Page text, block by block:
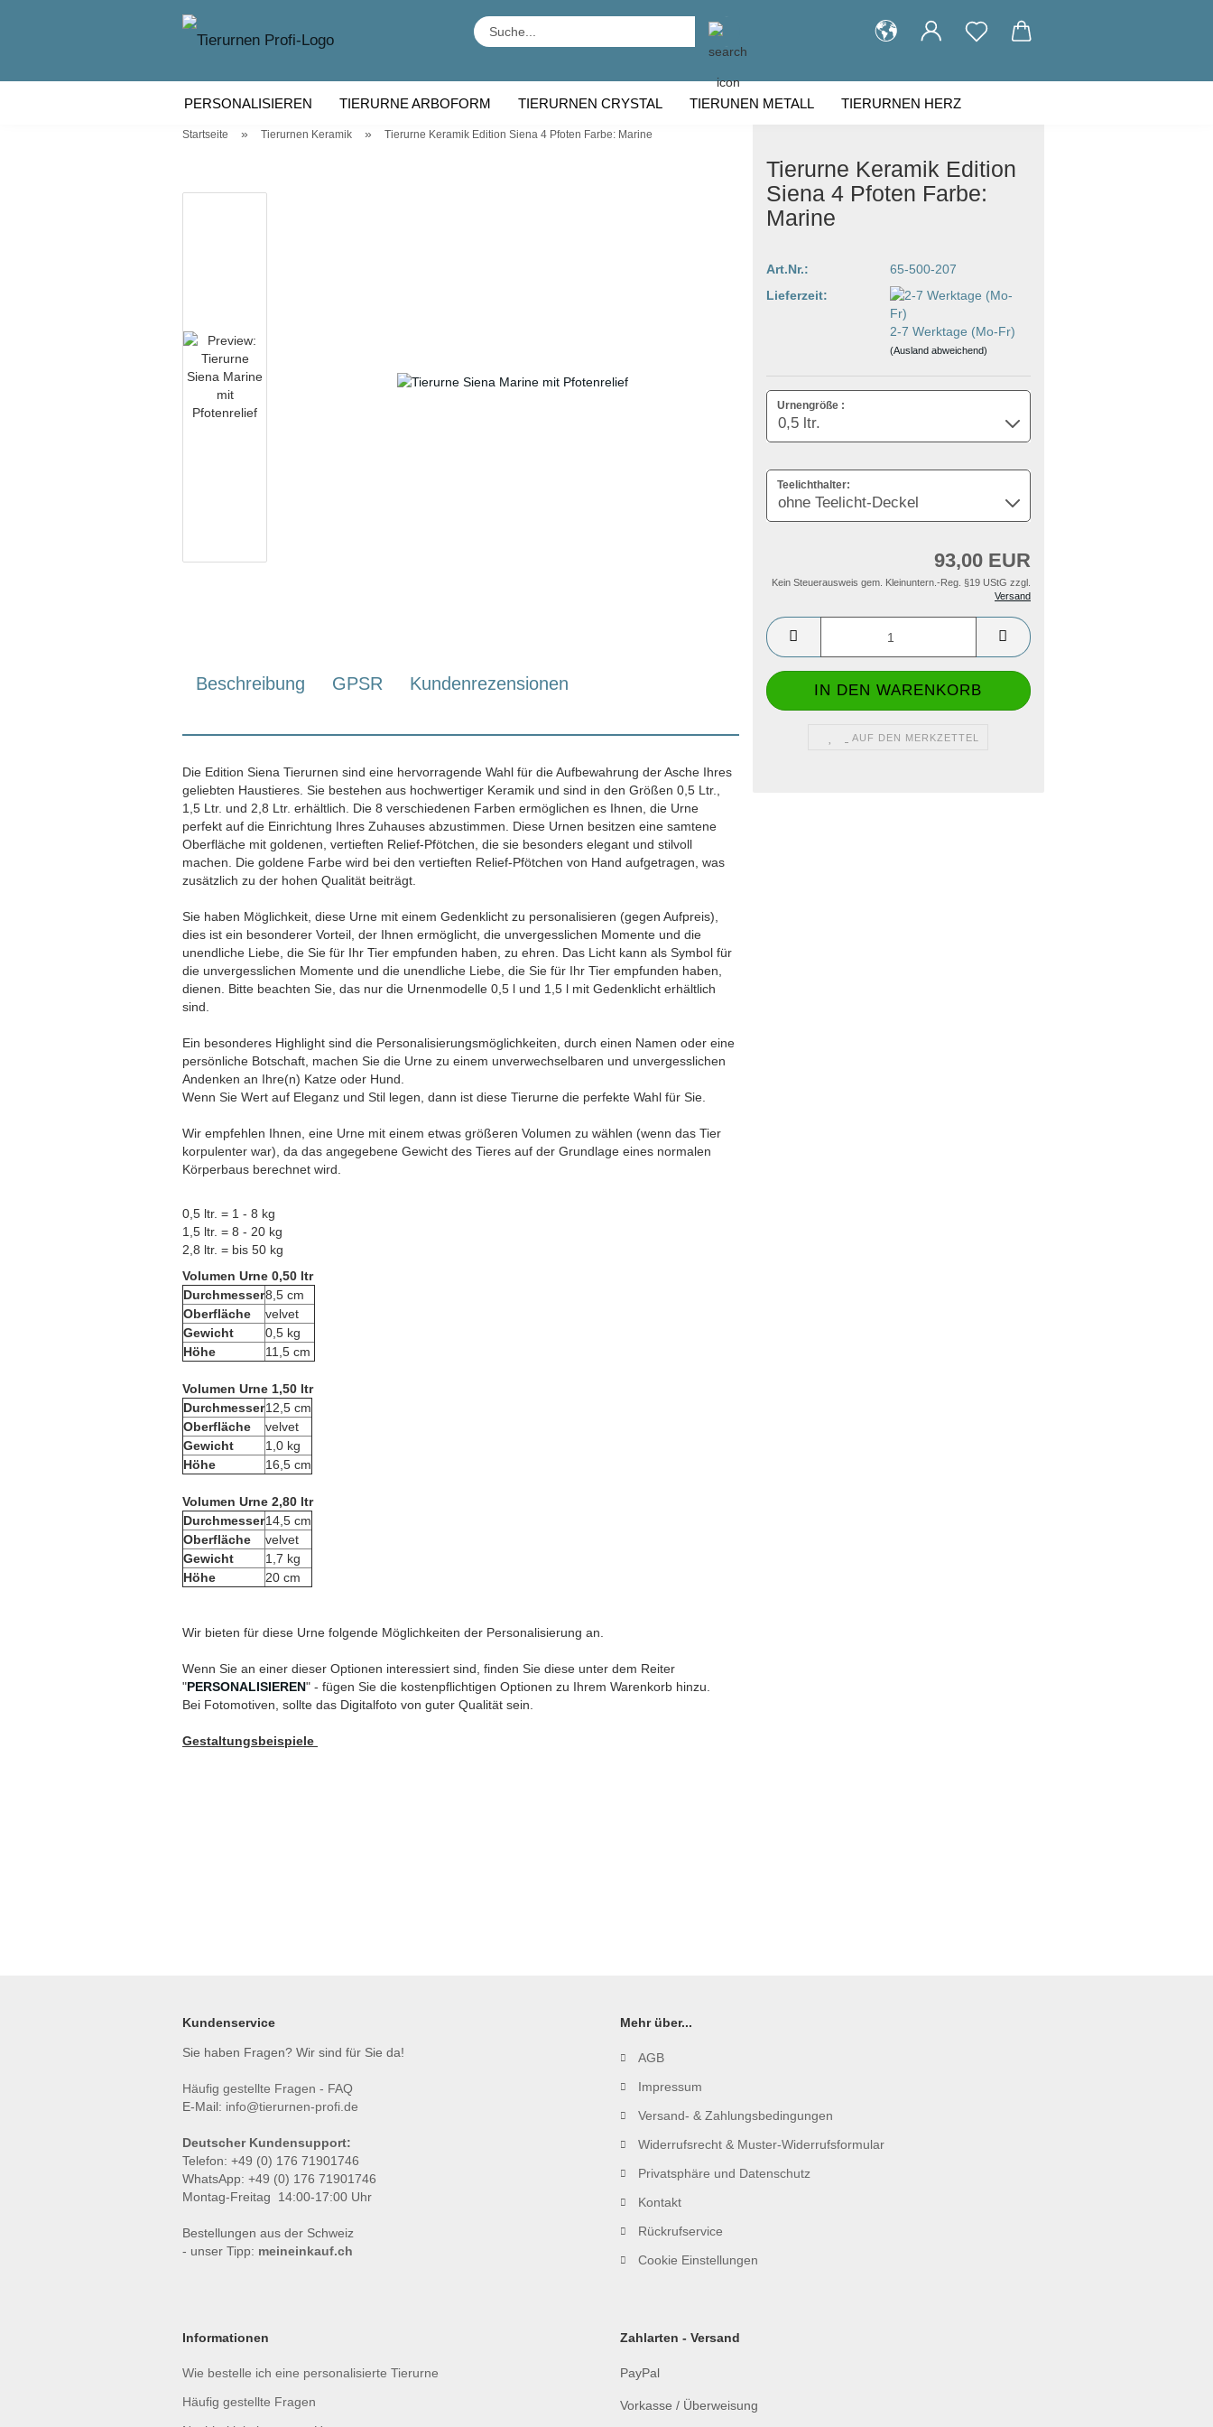
PERSONALISIEREN TIERURNE ARBOFORM TIERURNEN CRYSTAL TIERUNEN METALL TIERURNEN HERZ
Startseite » Tierurnen Keramik » Tierurne Keramik Edition Siena 4 Pfoten Farbe: Marine
Tierurne Keramik Edition
Siena 4 Pfoten Farbe:
Marine
Art.Nr.:
65-500-207
Lieferzeit:
2-7 Werktage (Mo-Fr)
(Ausland abweichend)
Urnengröße :
Teelichthalter:
93,00 EUR
Kein Steuerausweis gem. Kleinuntern.-Reg. §19 UStG zzgl.
Versand
AUF DEN MERKZETTEL
Beschreibung GPSR Kundenrezensionen
Die Edition Siena Tierurnen sind eine hervorragende Wahl für die Aufbewahrung der Asche Ihres
geliebten Haustieres. Sie bestehen aus hochwertiger Keramik und sind in den Größen 0,5 Ltr.,
1,5 Ltr. und 2,8 Ltr. erhältlich. Die 8 verschiedenen Farben ermöglichen es Ihnen, die Urne
perfekt auf die Einrichtung Ihres Zuhauses abzustimmen. Diese Urnen besitzen eine samtene
Oberfläche mit goldenen, vertieften Relief-Pfötchen, die sie besonders elegant und stilvoll
machen. Die goldene Farbe wird bei den vertieften Relief-Pfötchen von Hand aufgetragen, was
zusätzlich zu der hohen Qualität beiträgt.
Sie haben Möglichkeit, diese Urne mit einem Gedenklicht zu personalisieren (gegen Aufpreis),
dies ist ein besonderer Vorteil, der Ihnen ermöglicht, die unvergesslichen Momente und die
unendliche Liebe, die Sie für Ihr Tier empfunden haben, zu ehren. Das Licht kann als Symbol für
die unvergesslichen Momente und die unendliche Liebe, die Sie für Ihr Tier empfunden haben,
dienen. Bitte beachten Sie, das nur die Urnenmodelle 0,5 l und 1,5 l mit Gedenklicht erhältlich
sind.
Ein besonderes Highlight sind die Personalisierungsmöglichkeiten, durch einen Namen oder eine
persönliche Botschaft, machen Sie die Urne zu einem unverwechselbaren und unvergesslichen
Andenken an Ihre(n) Katze oder Hund.
Wenn Sie Wert auf Eleganz und Stil legen, dann ist diese Tierurne die perfekte Wahl für Sie.
Wir empfehlen Ihnen, eine Urne mit einem etwas größeren Volumen zu wählen (wenn das Tier
korpulenter war), da das angegebene Gewicht des Tieres auf der Grundlage eines normalen
Körperbaus berechnet wird.
0,5 ltr. = 1 - 8 kg
1,5 ltr. = 8 - 20 kg
2,8 ltr. = bis 50 kg
Volumen Urne 0,50 ltr
Durchmesser8,5 cm
Oberfläche
velvet
Gewicht
0,5 kg
Höhe
11,5 cm
Volumen Urne 1,50 ltr
Durchmesser12,5 cm
Oberfläche
velvet
Gewicht
1,0 kg
Höhe
16,5 cm
Volumen Urne 2,80 ltr
Durchmesser14,5 cm
Oberfläche
velvet
Gewicht
1,7 kg
Höhe
20 cm
Wir bieten für diese Urne folgende Möglichkeiten der Personalisierung an.
Wenn Sie an einer dieser Optionen interessiert sind, finden Sie diese unter dem Reiter
"PERSONALISIEREN" - fügen Sie die kostenpflichtigen Optionen zu Ihrem Warenkorb hinzu.
Bei Fotomotiven, sollte das Digitalfoto von guter Qualität sein.
Gestaltungsbeispiele
Kundenservice
Sie haben Fragen? Wir sind für Sie da!
Häufig gestellte Fragen - FAQ
E-Mail: info@tierurnen-profi.de
Deutscher Kundensupport:
Telefon: +49 (0) 176 71901746
WhatsApp: +49 (0) 176 71901746
Montag-Freitag 14:00-17:00 Uhr
Bestellungen aus der Schweiz
- unser Tipp: meineinkauf.ch
Mehr über...
AGB
Impressum
Versand- & Zahlungsbedingungen
Widerrufsrecht & Muster-Widerrufsformular
Privatsphäre und Datenschutz
Kontakt
Rückrufservice
Cookie Einstellungen
Informationen
Wie bestelle ich eine personalisierte Tierurne
Häufig gestellte Fragen
Zahlarten - Versand
PayPal
Vorkasse / Überweisung